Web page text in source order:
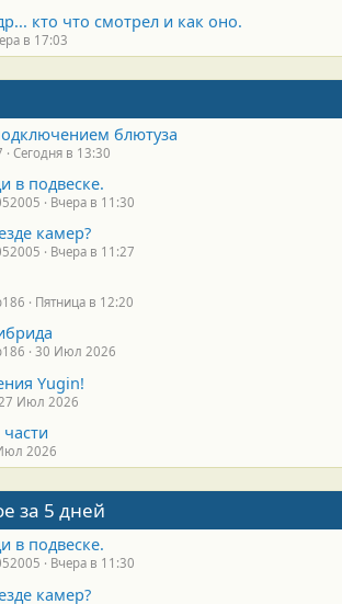
кто что смотрел и как оно.
в 17:03
блютуза
Сегодня в 13:30
в подвеске.
Вчера в 11:30
камер?
Вчера в 11:27
Пятница в 12:20
30 Июл 2026
Yugin!
27 Июл 2026
2026
за 5 дней
в подвеске.
Вчера в 11:30
камер?